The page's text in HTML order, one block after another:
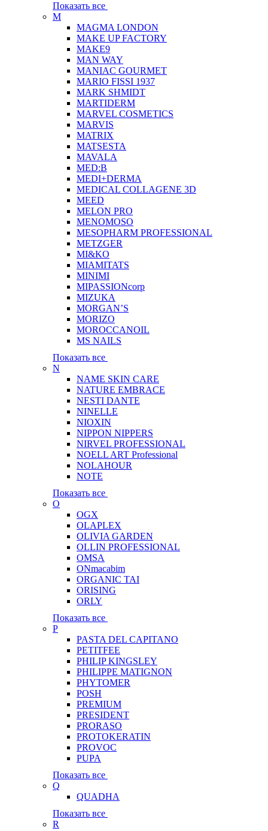
Показать все
M
MAGMA LONDON
MAKE UP FACTORY
MAKE9
MAN WAY
MANIAC GOURMET
MARIO FISSI 1937
MARK SHMIDT
MARTIDERM
MARVEL COSMETICS
MARVIS
MATRIX
MATSESTA
MAVALA
MED:B
MEDI+DERMA
MEDICAL COLLAGENE 3D
MEED
MELON PRO
MENOMOSO
MESOPHARM PROFESSIONAL
METZGER
MI&KO
MIAMITATS
MINIMI
MIPASSIONcorp
MIZUKA
MORGAN’S
MORIZO
MOROCCANOIL
MS NAILS
Показать все
N
NAME SKIN CARE
NATURE EMBRACE
NESTI DANTE
NINELLE
NIOXIN
NIPPON NIPPERS
NIRVEL PROFESSIONAL
NOELL ART Professional
NOLAHOUR
NOTE
Показать все
O
OGX
OLAPLEX
OLIVIA GARDEN
OLLIN PROFESSIONAL
OMSA
ONmacabim
ORGANIC TAI
ORISING
ORLY
Показать все
P
PASTA DEL CAPITANO
PETITFEE
PHILIP KINGSLEY
PHILIPPE MATIGNON
PHYTOMER
POSH
PREMIUM
PRESIDENT
PRORASO
PROTOKERATIN
PROVOC
PUPA
Показать все
Q
QUADHA
Показать все
R